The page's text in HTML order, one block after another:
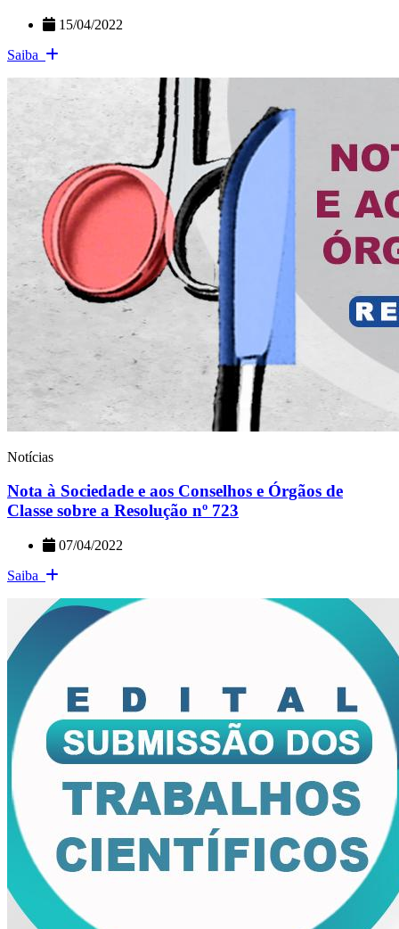
15/04/2022
Saiba
Notícias
Nota à Sociedade e aos Conselhos e Órgãos de
Classe sobre a Resolução nº 723
07/04/2022
Saiba